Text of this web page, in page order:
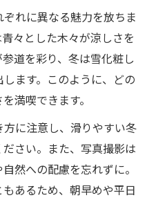
れに異なる魅力を放ちま
々とした木々が涼しさを
道を彩り、冬は雪化粧し
ます。このように、どの
満喫できます。
に注意し、滑りやすい冬
さい。また、写真撮影は
然への配慮を忘れずに。
あるため、朝早めや平日